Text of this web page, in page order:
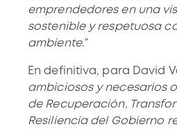
emprendedores en una
sostenible y respetuosa
ambiente.”
En definitiva, para David
ambiciosos y necesarios
de Recuperación,
Resiliencia del Gobierno